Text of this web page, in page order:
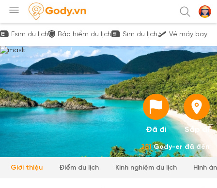
Esim du lịch Bảo hiểm du lịch Sim du lịch Vé máy bay
Đã đi Sắp đi
281Gody-er đã đến
Giới thiệu Điểm du lịch Kinh nghiệm du lịch Hình